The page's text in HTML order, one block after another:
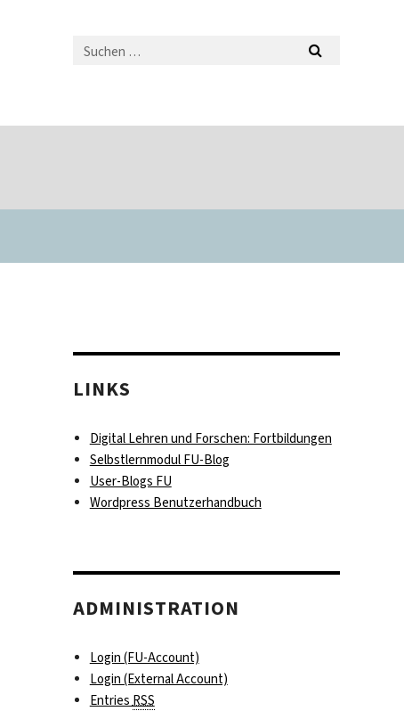
LINKS
Digital Lehren und Forschen: Fortbildungen
Selbstlernmodul FU-Blog
User-Blogs FU
Wordpress Benutzerhandbuch
ADMINISTRATION
Login (FU-Account)
Login (External Account)
Entries RSS